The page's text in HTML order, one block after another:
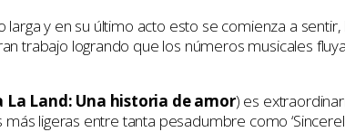
y en su último acto esto se comienza a
trabajo logrando que los números musicales
La Land: Una historia de amor) es
más ligeras entre tanta pesadumbre como